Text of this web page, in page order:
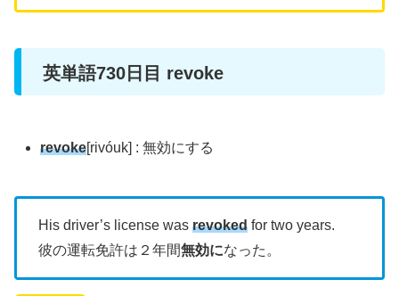
英単語730日目 revoke
revoke[rivóuk] : 無効にする
His driver’s license was revoked for two years.
彼の運転免許は２年間無効になった。